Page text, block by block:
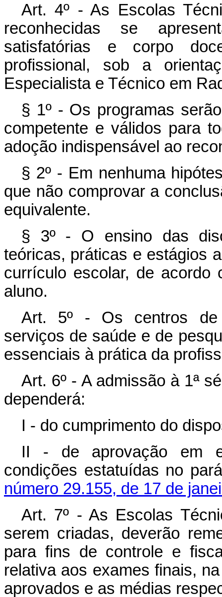
Art. 4º - As Escolas
reconhecidas se
satisfatórias e corpo
profissional, sob a
Especialista e Técnico em
§ 1º - Os programas
competente e válidos para
adoção indispensável ao
§ 2º - Em nenhuma
que não comprovar a
equivalente.
§ 3º - O ensino das
teóricas, práticas e estágios
currículo escolar, de acordo
aluno.
Art. 5º - Os centros de
serviços de saúde e de
essenciais à prática da
Art. 6º - A admissão à 1ª
dependerá:
I - do cumprimento do
II - de aprovação em
condições estatuídas no
número 29.155, de 17 de
Art. 7º - As Escolas
serem criadas, deverão
para fins de controle e
relativa aos exames finais,
aprovados e as médias